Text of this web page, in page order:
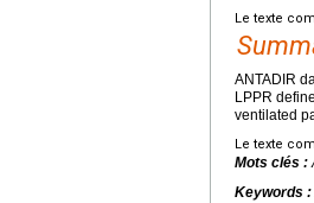
Le texte
ANTADIR
LPPR
ventilated
Le texte
Mots clés :
Keywords :